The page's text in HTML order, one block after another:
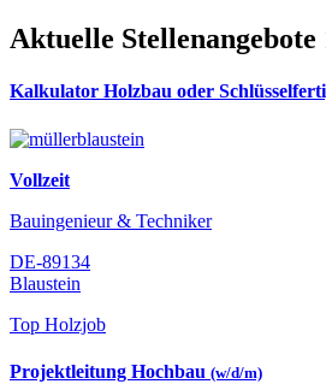
Aktuelle Stellenangebote
Kalkulator Holzbau oder
Vollzeit
Bauingenieur & Techniker
DE-89134
Blaustein
Top Holzjob
Projektleitung Hochbau (w/d/m)